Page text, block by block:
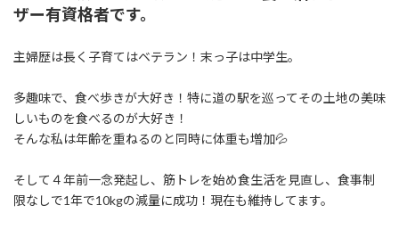
ザー有資格者です。
主婦歴は長く子育てはベテラン！末っ子は中学生。
多趣味で、食べ歩きが大好き！特に道の駅を巡ってその土地の美味
しいものを食べるのが大好き！
そんな私は年齢を重ねるのと同時に体重も増加💦
そして４年前一念発起し、筋トレを始め食生活を見直し、食事制
限なしで1年で10kgの減量に成功！現在も維持してます。